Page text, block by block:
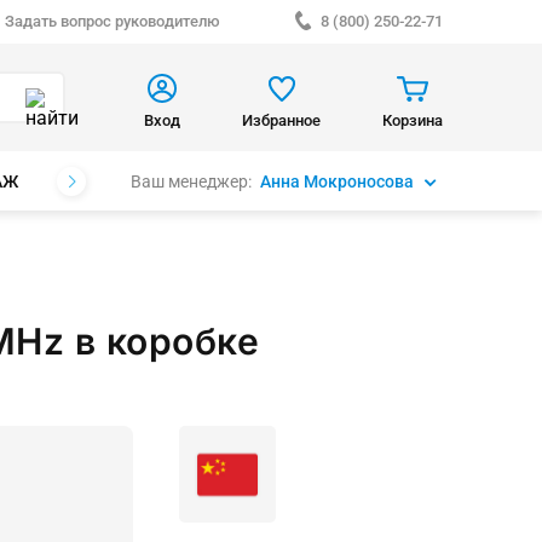
Задать вопрос руководителю 8 (800) 250-22-71
Вход Избранное Корзина
БРЕНДЫВаш менеджер: Анна Мокроносова
в коробке